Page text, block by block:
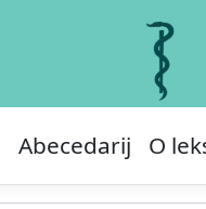
Abecedarij O